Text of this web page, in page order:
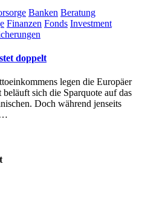
Banken Beratung
Finanzen Fonds Investment
doppelt
legen die Europäer
sich die Sparquote auf das
Doch während jenseits
…